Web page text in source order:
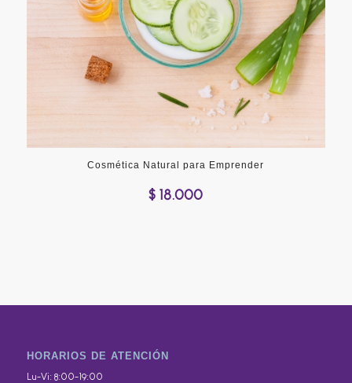
Cosmética Natural para Emprender
$ 18.000
HORARIOS DE ATENCIÓN
Lu-Vi: 8:00-19:00